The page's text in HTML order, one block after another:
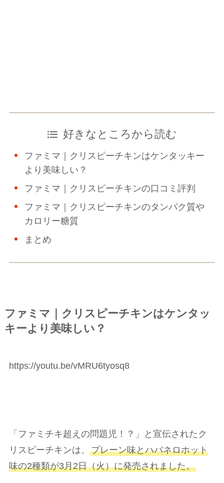
好きなところから読む
ファミマ｜クリスピーチキンはケンタッキー
より美味しい？
ファミマ｜クリスピーチキンの口コミ評判
ファミマ｜クリスピーチキンのタンパク質や
カロリー糖質
まとめ
ファミマ｜クリスピーチキンはケンタッ
キーより美味しい？
https://youtu.be/vMRU6tyosq8
「ファミチキ超えの問題児！？」と宣伝されたク
リスピーチキンは、 プレーン味とハバネロホット
味の2種類が3月2日（火）に発売されました。